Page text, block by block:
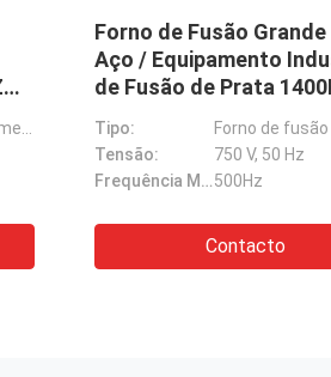
Forno de fusão por indução